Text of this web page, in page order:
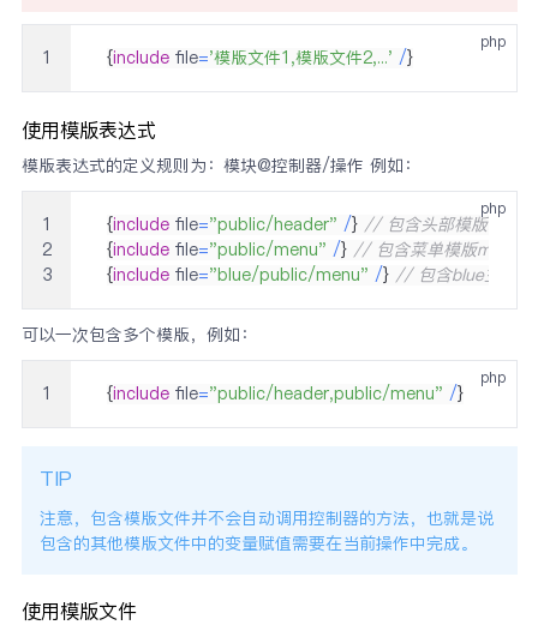
{include file='模版文件1,模版文件2,...' /}
1
php
使用模版表达式
模版表达式的定义规则为：模块@控制器/操作 例如：
{include file="public/header" /} // 包含头部模版
{include file="public/menu" /} // 包含菜单模版menu
{include file="blue/public/menu" /} // 包含blue主题下
1
2
3
php
可以一次包含多个模版，例如：
{include file="public/header,public/menu" /}
1
php
TIP
注意，包含模版文件并不会自动调用控制器的方法，也就是说
包含的其他模版文件中的变量赋值需要在当前操作中完成。
使用模版文件